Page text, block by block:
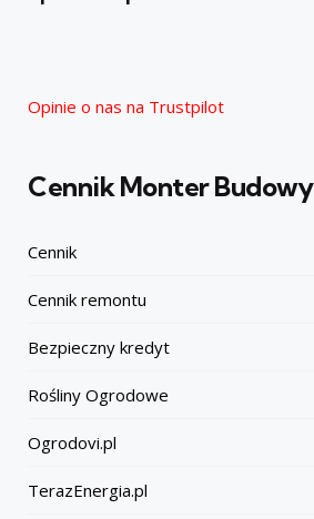
Opinie o nas na Trustpilot
Cennik Monter Budowy
Cennik
Cennik remontu
Bezpieczny kredyt
Rośliny Ogrodowe
Ogrodovi.pl
TerazEnergia.pl